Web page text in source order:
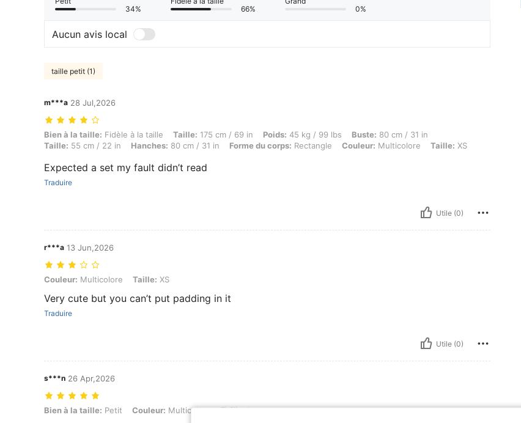
34%
66%
0%
Aucun avis local
taille petit (1)
m***a 28 Jul,2026
Bien à la taille: Fidèle à la taille, Taille: 175 cm / 69 in, Poids: 45 kg / 99 lbs, Buste: 80 cm / 31 in, Taille: 55 cm / 22 in, Hanches: 80 cm / 31 in,
Bien à la taille: Fidèle à la taille Taille: 175 cm / 69 in Poids: 45 kg / 99 lbs Buste: 80 cm / 31 in
Taille: 55 cm / 22 in Hanches: 80 cm / 31 in Forme du corps: Rectangle Couleur: Multicolore Taille: XS
Expected a set my fault didn’t read
Traduire
Utile (0)
r***a 13 Jun,2026
Couleur: Multicolore, Taille: XS
Couleur: Multicolore Taille: XS
Very cute but you can’t put padding in it
Traduire
Utile (0)
s***n 26 Apr,2026
Bien à la taille: Petit, Couleur: Multicolore, Taille: L
Bien à la taille: Petit Couleur: Multicolore Taille:L